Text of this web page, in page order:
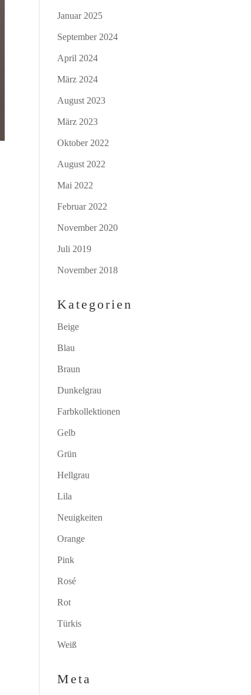
Januar 2025
September 2024
April 2024
März 2024
August 2023
März 2023
Oktober 2022
August 2022
Mai 2022
Februar 2022
November 2020
Juli 2019
November 2018
Kategorien
Beige
Blau
Braun
Dunkelgrau
Farbkollektionen
Gelb
Grün
Hellgrau
Lila
Neuigkeiten
Orange
Pink
Rosé
Rot
Türkis
Weiß
Meta